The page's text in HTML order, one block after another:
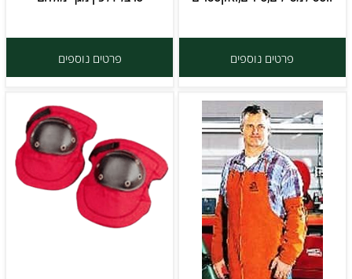
פרטים נוספים פרטים נוספים